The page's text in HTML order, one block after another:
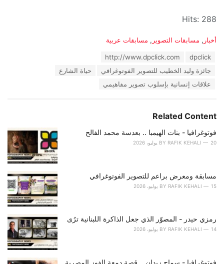
Hits: 288
C
e
s
:
أخبار , مسابقات التصوير , مسابقات عربية
T
dpclick
http://www.dpclick.com
جائزة وليد الخطيب للتصوير الفوتوغرافي
حياة الشارع
علاقات إنسانية بإسلوب تصوير مفاهيمي
Related Content
فوتوغرافيا - بنات الهيمبا .. بعدسة محمد الفالح
BY RAFIK KEHALI 20 يوليو، 2026
مسابقة ومعرض براعم للتصوير الفوتوغرافي
BY RAFIK KEHALI 15 يوليو، 2026
رمزي حيدر - المصوّر الذي جعل الذاكرة اللبنانية ترُى
BY RAFIK KEHALI 14 يوليو، 2026
فوتوغرافيا - سماح زيدان .. قصة دمعة الفوز المصرية